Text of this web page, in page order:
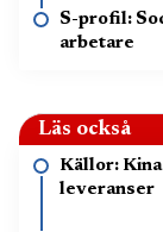
S-profil:
arbetare
Läs också
Källor:
leveranser